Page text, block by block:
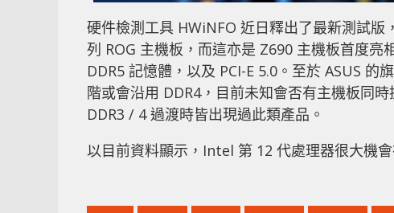
硬件檢測工具 HWiNFO 近日釋出了最新測試版
列 ROG 主機板，而這亦是 Z690 主機板首度亮
DDR5 記憶體，以及 PCI-E 5.0。至於 ASUS
階或會沿用 DDR4，目前未知會否有主機板同
DDR3 / 4 過渡時皆出現過此類產品。
以目前資料顯示，Intel 第 12 代處理器很大機